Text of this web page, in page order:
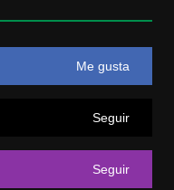
Me gusta
Seguir
Seguir